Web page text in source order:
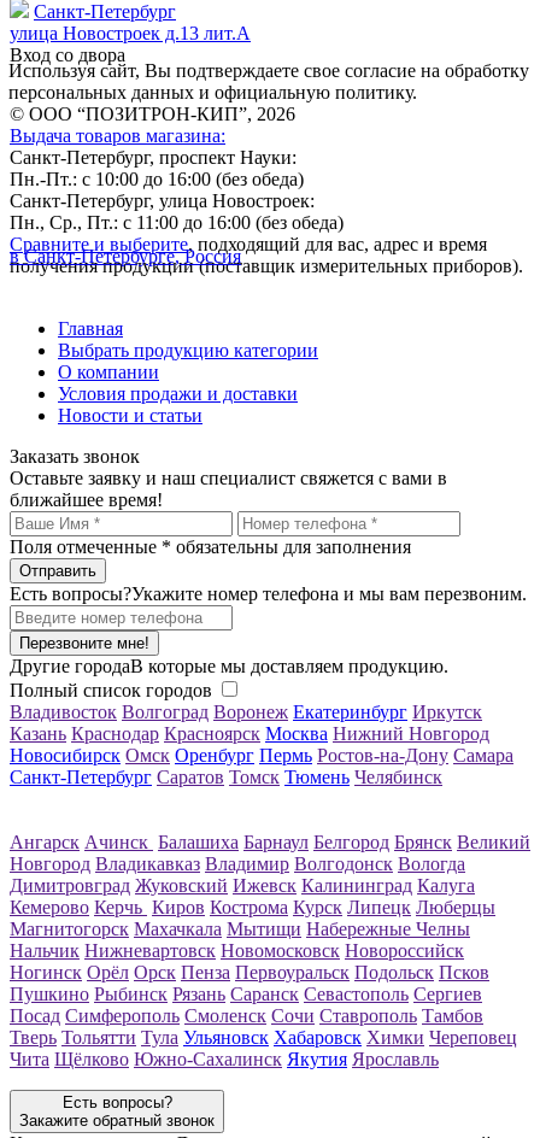
Санкт-Петербург
улица Новостроек д.13 лит.А
Вход со двора
Используя сайт, Вы подтверждаете свое согласие на обработку
персональных данных и официальную политику.
© ООО “ПОЗИТРОН-КИП”, 2026
Выдача товаров магазина:
Санкт-Петербург, проспект Науки:
Пн.-Пт.: с 10:00 до 16:00 (без обеда)
Санкт-Петербург, улица Новостроек:
Пн., Ср., Пт.: с 11:00 до 16:00 (без обеда)
Сравните и выберите, подходящий для вас, адрес и время
получения продукции (поставщик измерительных приборов).
в Санкт-Петербурге, Россия
Главная
Выбрать продукцию категории
О компании
Условия продажи и доставки
Новости и статьи
Заказать звонок
Оставьте заявку и наш специалист свяжется с вами в
ближайшее время!
Поля отмеченные * обязательны для заполнения
Есть вопросы?Укажите номер телефона и мы вам перезвоним.
Перезвоните мне!
Другие городаВ которые мы доставляем продукцию.
Полный список городов
Владивосток Волгоград Воронеж Екатеринбург Иркутск
Казань Краснодар Красноярск Москва Нижний Новгород
Новосибирск Омск Оренбург Пермь Ростов-на-Дону Самара
Санкт-Петербург Саратов Томск Тюмень Челябинск
Ангарск Ачинск Балашиха Барнаул Белгород Брянск Великий
Новгород Владикавказ Владимир Волгодонск Вологда
Димитровград Жуковский Ижевск Калининград Калуга
Кемерово Керчь Киров Кострома Курск Липецк Люберцы
Магнитогорск Махачкала Мытищи Набережные Челны
Нальчик Нижневартовск Новомосковск Новороссийск
Ногинск Орёл Орск Пенза Первоуральск Подольск Псков
Пушкино Рыбинск Рязань Саранск Севастополь Сергиев
Посад Симферополь Смоленск Сочи Ставрополь Тамбов
Тверь Тольятти Тула Ульяновск Хабаровск Химки Череповец
Чита Щёлково Южно-Сахалинск Якутия Ярославль
Есть вопросы?
Закажите обратный звонок